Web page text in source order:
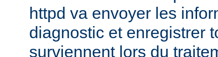
httpd va envoyer les
diagnostic et enregistrer
surviennent lors du